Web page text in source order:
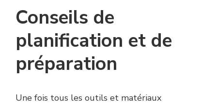
Conseils de
planification et de
préparation
Une fois tous les outils et matériaux